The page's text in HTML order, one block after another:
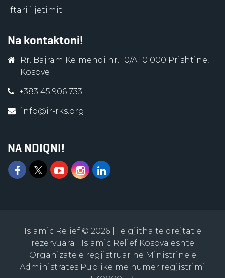
Iftari i jetimit
Na kontaktoni!
Rr. Bajram Kelmendi nr. 10/A 10 000 Prishtinë,
Kosovë
+383 45 906 733
info@ir-rks.org
NA NDIQNI!
Islamic Relief © 2026 | Të gjitha të drejtat e
rezervuara | Islamic Relief Kosova është
Organizatë e regjistruar në Ministrinë e
Administratës Publike me numër regjistrimi